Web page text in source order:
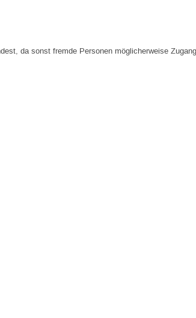
da sonst fremde Personen möglicherweise